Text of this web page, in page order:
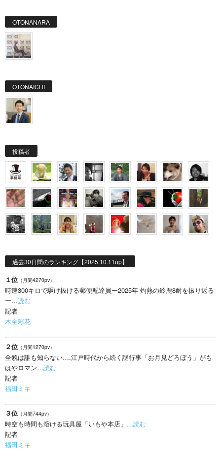
OTONANARA
OTONAICHI
投稿者
過去30日間のランキング【2025.10.11up】
１位 （月間4270pv）
時速300キロで駆け抜ける郵便配達員ー2025年 灼熱の鈴鹿8耐を振り返る
ー…読む
記者
木全彩花
２位 （月間1270pv）
全貌は誰も知らない….江戸時代から続く謎行事「お月見どろぼう」がも
はやロマン…読む
記者
福田ミキ
３位 （月間744pv）
時空も時間も溶ける玩具屋「いもや本店」…読む
記者
福田ミキ